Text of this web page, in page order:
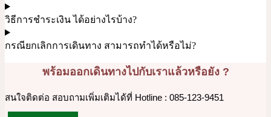
วิธีการชำระเงิน ได้อย่างไรบ้าง?
กรณียกเลิกการเดินทาง สามารถทำได้หรือไม่?
พร้อมออกเดินทางไปกับเราแล้วหรือยัง ?
สนใจติดต่อ สอบถามเพิ่มเติมได้ที่ Hotline : 085-123-9451